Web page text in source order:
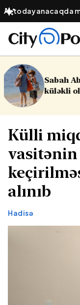
Avtodayanacaqda
kimdir? – Obyekt
hava
Külli
vasitənin
alınıb
Hadisə